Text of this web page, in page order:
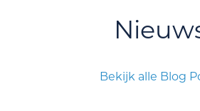
Bekijk alle Blog